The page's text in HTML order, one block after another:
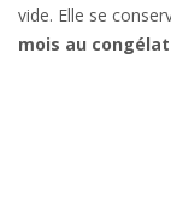
vide. Elle se
mois au